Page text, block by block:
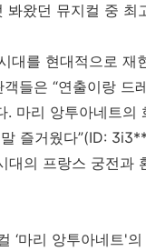
봐왔던 뮤지컬 중
대를 현대적으로
들은 “연출이랑 드
마리 앙투아네트의
즐거웠다”(ID:
의 프랑스 궁전
마리 앙투아네트'